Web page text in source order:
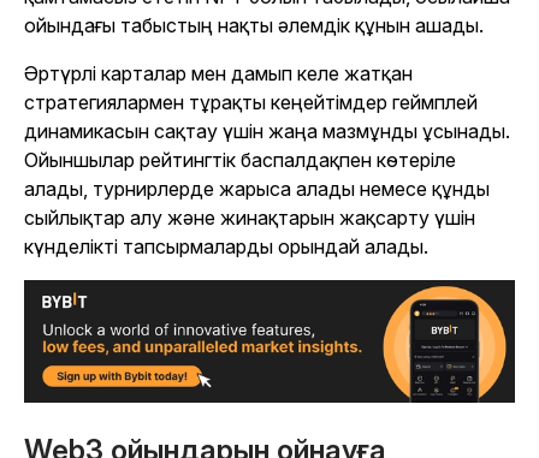
ойындағы табыстың нақты әлемдік құнын ашады.
Әртүрлі карталар мен дамып келе жатқан
стратегиялармен тұрақты кеңейтімдер геймплей
динамикасын сақтау үшін жаңа мазмұнды ұсынады.
Ойыншылар рейтингтік баспалдақпен көтеріле
алады, турнирлерде жарыса алады немесе құнды
сыйлықтар алу және жинақтарын жақсарту үшін
күнделікті тапсырмаларды орындай алады.
Web3 ойындарын ойнауға